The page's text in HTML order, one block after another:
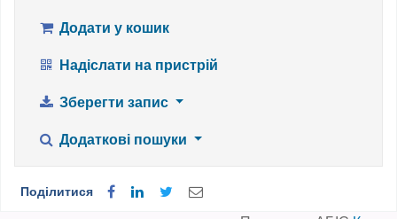
Додати у кошик
Надіслати на пристрій
Зберегти запис
Додаткові пошуки
Поділитися